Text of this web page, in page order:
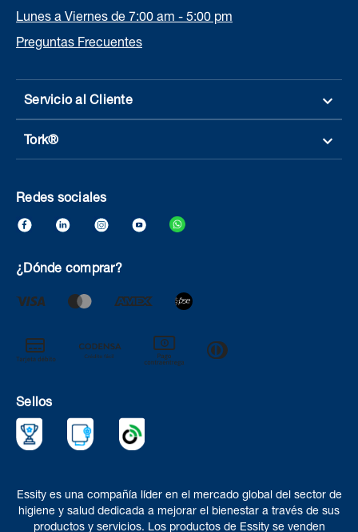
Lunes a Viernes de 7:00 am - 5:00 pm
Preguntas Frecuentes
Servicio al Cliente
Tork®
Redes sociales
¿Dónde comprar?
Sellos
Essity es una compañía líder en el mercado global del sector de
higiene y salud dedicada a mejorar el bienestar a través de sus
productos y servicios. Los productos de Essity se venden